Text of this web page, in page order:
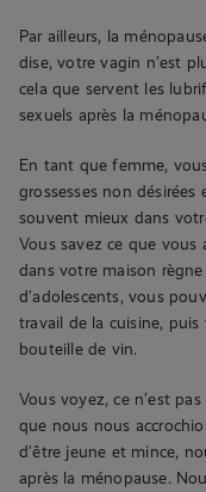
Par ailleurs, la
dise, votre vagin n’est
cela que servent les
sexuels après la
En tant que femme,
grossesses non
souvent mieux dans
Vous savez ce que vous
dans votre maison
d’adolescents, vous
travail de la cuisine,
bouteille de vin.
Vous voyez, ce n’est
que nous nous
d’être jeune et mince,
après la ménopause.